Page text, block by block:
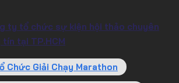
ty tổ chức sự kiện hội thảo chuyên
tại TP.HCM
Chức Giải Chạy Marathon